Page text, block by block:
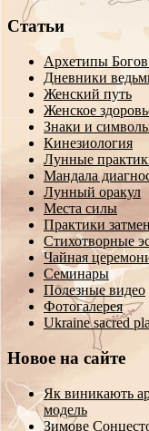
Статьи
Архетипы
Дневники
Женский путь
Женское
Знаки и
Кинезиология
Лунные
Мандала
Лунный оракул
Места силы
Практики
Стихотворные
Чайная
Семинары
Полезные видео
Фотогалерея
Ukraine sacred
Новое на сайте
Як виникають
модель
Зимове